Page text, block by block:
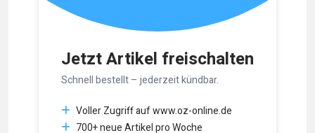
Jetzt Artikel freischalten
Schnell bestellt – jederzeit kündbar.
Voller Zugriff auf www.oz-online.de
700+ neue Artikel pro Woche